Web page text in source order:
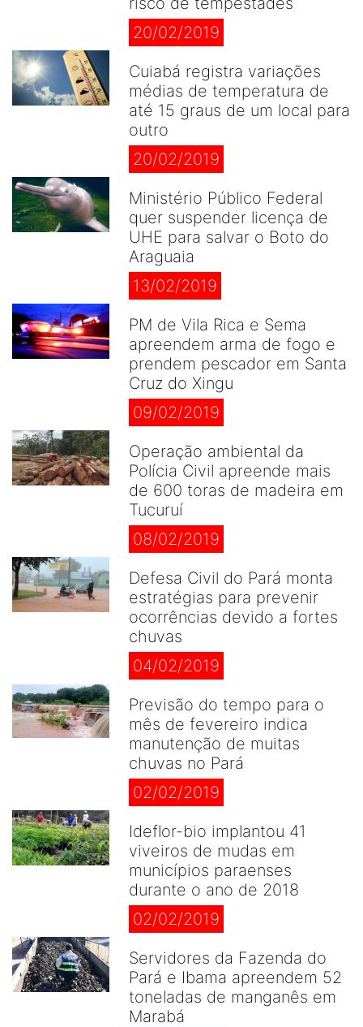
20/02/2019
Cuiabá registra variações
médias de temperatura de
até 15 graus de um local para
outro
20/02/2019
Ministério Público Federal
quer suspender licença de
UHE para salvar o Boto do
Araguaia
13/02/2019
PM de Vila Rica e Sema
apreendem arma de fogo e
prendem pescador em Santa
Cruz do Xingu
09/02/2019
Operação ambiental da
Polícia Civil apreende mais
de 600 toras de madeira em
Tucuruí
08/02/2019
Defesa Civil do Pará monta
estratégias para prevenir
ocorrências devido a fortes
chuvas
04/02/2019
Previsão do tempo para o
mês de fevereiro indica
manutenção de muitas
chuvas no Pará
02/02/2019
Ideflor-bio implantou 41
viveiros de mudas em
municípios paraenses
durante o ano de 2018
02/02/2019
Servidores da Fazenda do
Pará e Ibama apreendem 52
toneladas de manganês em
Marabá